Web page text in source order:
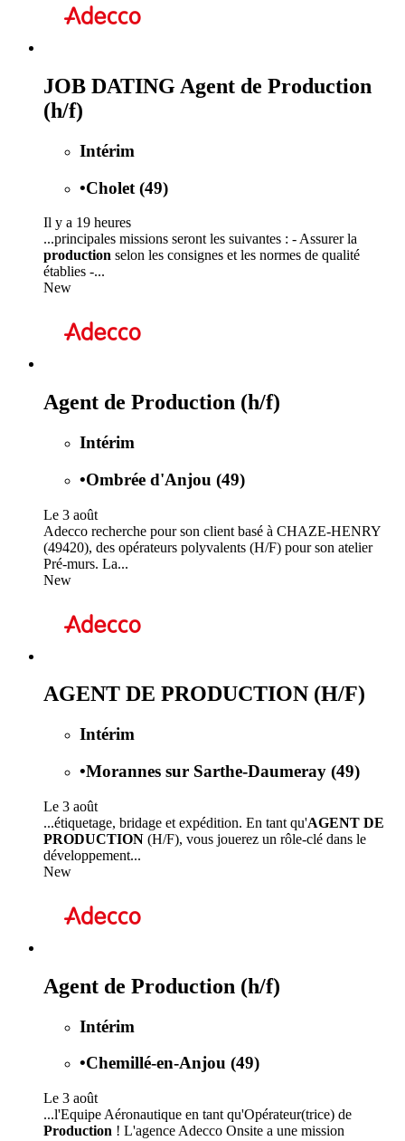
JOB DATING Agent de Production
(h/f)
Intérim
•Cholet (49)
Il y a 19 heures
...principales missions seront les suivantes : - Assurer la
production selon les consignes et les normes de qualité
établies -...
New
Agent de Production (h/f)
Intérim
•Ombrée d'Anjou (49)
Le 3 août
Adecco recherche pour son client basé à CHAZE-HENRY
(49420), des opérateurs polyvalents (H/F) pour son atelier
Pré-murs. La...
New
AGENT DE PRODUCTION (H/F)
Intérim
•Morannes sur Sarthe-Daumeray (49)
Le 3 août
...étiquetage, bridage et expédition. En tant qu'AGENT DE
PRODUCTION (H/F), vous jouerez un rôle-clé dans le
développement...
New
Agent de Production (h/f)
Intérim
•Chemillé-en-Anjou (49)
Le 3 août
...l'Equipe Aéronautique en tant qu'Opérateur(trice) de
Production ! L'agence Adecco Onsite a une mission